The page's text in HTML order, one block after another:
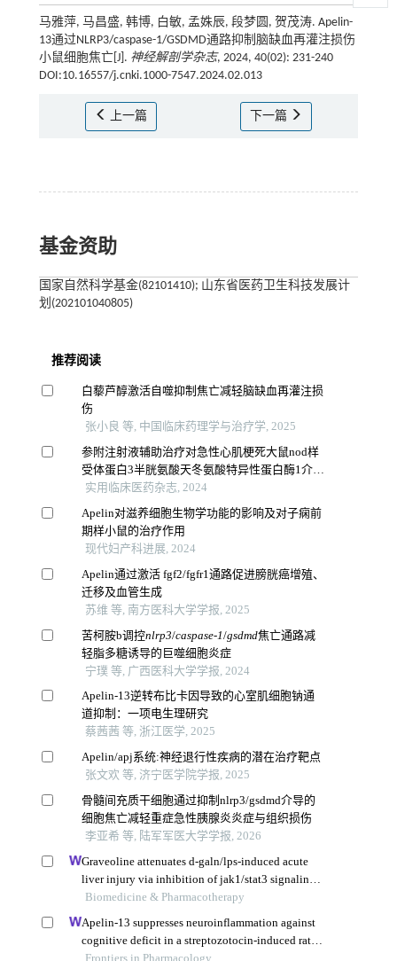
马雅萍, 马昌盛, 韩博, 白敏, 孟姝辰, 段梦圆, 贺茂涛. Apelin-
13通过NLRP3/caspase-1/GSDMD通路抑制脑缺血再灌注损伤
小鼠细胞焦亡[J]. 神经解剖学杂志, 2024, 40(02): 231-240
DOI:10.16557/j.cnki.1000-7547.2024.02.013
上一篇 下一篇
基金资助
国家自然科学基金(82101410); 山东省医药卫生科技发展计
划(202101040805)